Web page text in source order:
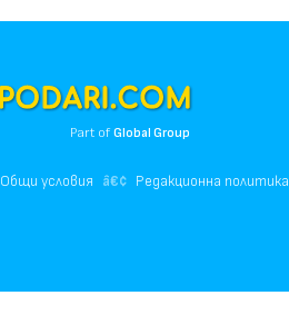
Part ofGlobal Group
Общи условия Редакционна политика